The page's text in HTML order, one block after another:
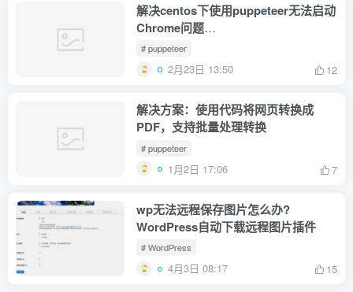
解决centos下使用puppeteer无法启动
Chrome问题
Running as root without --no-
sandbox is not supported
# puppeteer
2月23日 13:50 12
解决方案：使用代码将网页转换成
PDF，支持批量处理转换
# puppeteer
1月2日 17:06 7
wp无法远程保存图片怎么办?
WordPress自动下载远程图片插件
# WordPress
4月3日 08:17 15